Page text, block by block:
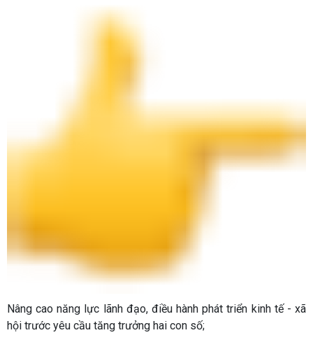
Nâng cao năng lực lãnh đạo, điều hành phát triển kinh tế - xã
hội trước yêu cầu tăng trưởng hai con số;